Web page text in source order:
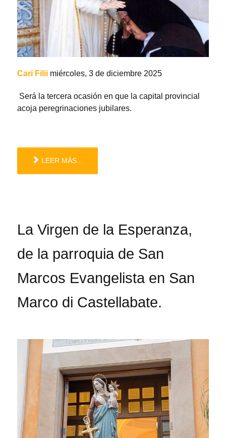
Cari Filii miércoles, 3 de diciembre 2025
Será la tercera ocasión en que la capital provincial
acoja peregrinaciones jubilares.
LEER MÁS...
La Virgen de la Esperanza,
de la parroquia de San
Marcos Evangelista en San
Marco di Castellabate.